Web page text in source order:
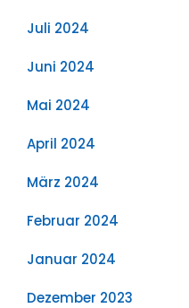
Juli 2024
Juni 2024
Mai 2024
April 2024
März 2024
Februar 2024
Januar 2024
Dezember 2023